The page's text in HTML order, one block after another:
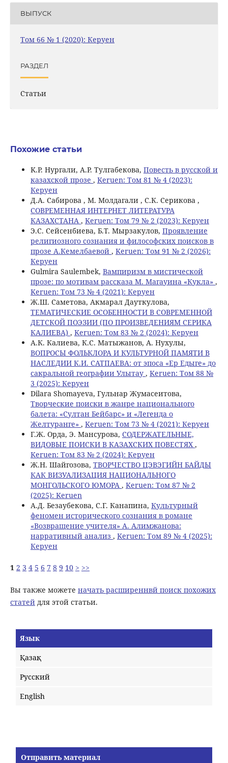
ВЫПУСК
Том 66 № 1 (2020): Керуен
РАЗДЕЛ
Статьи
Похожие статьи
K.Р. Нургали, А.Р. Тулгабекова, Повесть в русской и
казахской прозе , Keruen: Том 81 № 4 (2023):
Керуен
Д.А. Сабирова , М. Молдагали , С.К. Серикова ,
СОВРЕМЕННАЯ ИНТЕРНЕТ ЛИТЕРАТУРА
КАЗАХСТАНА , Keruen: Том 79 № 2 (2023): Керуен
Э.С. Сейсенбиева, Б.Т. Мырзакулов, Проявление
религиозного сознания и философских поисков в
прозе А.Кемелбаевой , Keruen: Том 91 № 2 (2026):
Керуен
Gulmira Saulembek, Вампиризм в мистической
прозе: по мотивам рассказа М. Магауина «Кукла» ,
Keruen: Том 73 № 4 (2021): Керуен
Ж.Ш. Саметова, Акмарал Дауткулова,
ТЕМАТИЧЕСКИЕ ОСОБЕННОСТИ В СОВРЕМЕННОЙ
ДЕТСКОЙ ПОЭЗИИ (ПО ПРОИЗВЕДЕНИЯМ СЕРИКА
КАЛИЕВА) , Keruen: Том 83 № 2 (2024): Керуен
А.К. Калиева, К.С. Матыжанов, А. Нухулы,
ВОПРОСЫ ФОЛЬКЛОРА И КУЛЬТУРНОЙ ПАМЯТИ В
НАСЛЕДИИ К.И. САТПАЕВА: от эпоса «Ер Едыге» до
сакральной географии Улытау , Keruen: Том 88 №
3 (2025): Керуен
Dilara Shomayeva, Гульнар Жумасеитова,
Творческие поиски в жанре национального
балета: «Султан Бейбарс» и «Легенда о
Желтуранге» , Keruen: Том 73 № 4 (2021): Керуен
Г.Ж. Орда, Э. Мансурова, СОДЕРЖАТЕЛЬНЫЕ,
ВИДОВЫЕ ПОИСКИ В КАЗАХСКИХ ПОВЕСТЯХ ,
Keruen: Том 83 № 2 (2024): Керуен
Ж.Н. Шайгозова, ТВОРЧЕСТВО ЦЭВЭГИЙН БАЙДЫ
КАК ВИЗУАЛИЗАЦИЯ НАЦИОНАЛЬНОГО
МОНГОЛЬСКОГО ЮМОРА , Keruen: Том 87 № 2
(2025): Keruen
А.Д. Безаубекова, С.Г. Канапина, Культурный
феномен исторического сознания в романе
«Возвращение учителя» А. Алимжанова:
нарративный анализ , Keruen: Том 89 № 4 (2025):
Керуен
1 2 3 4 5 6 7 8 9 10 > >>
Вы также можете начать расширеннвй поиск похожих
статейдля этой статьи.
Язык
Қазақ
Русский
English
Отправить материал